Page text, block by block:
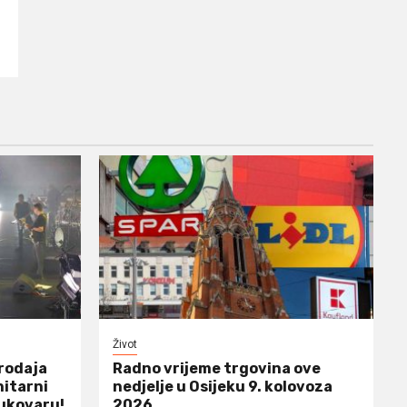
Život
Radno vrijeme trgovina ove
nedjelje u Osijeku 9. kolovoza